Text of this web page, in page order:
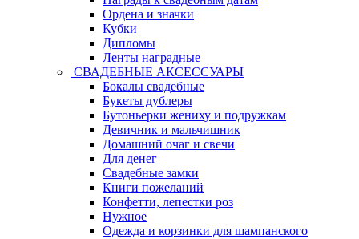
Ордена и значки
Кубки
Дипломы
Ленты наградные
СВАДЕБНЫЕ АКСЕССУАРЫ
Бокалы свадебные
Букеты дублеры
Бутоньерки жениху и подружкам
Девичник и мальчишник
Домашний очаг и свечи
Для денег
Свадебные замки
Книги пожеланий
Конфетти, лепестки роз
Нужное
Одежда и корзинки для шампанского